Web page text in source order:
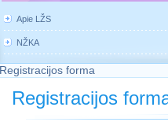
Apie LŽS
NŽKA
Registracijos forma
Registracijos